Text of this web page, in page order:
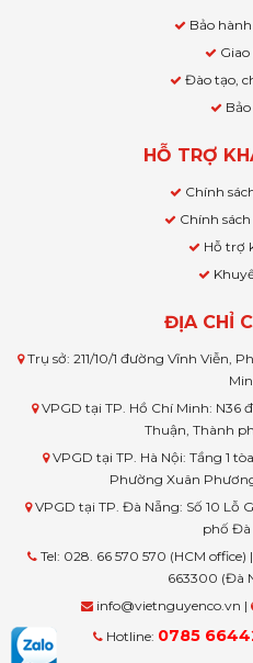
Bảo
Đào tạo,
HỖ TRỢ
Chính
Chính
Hỗ trợ
ĐỊA CHỈ
Trụ sở: 211/10/1 đường Vĩnh Viễn,
VPGD tại TP. Hồ Chí Minh: N36
Thuận, Thành
VPGD tại TP. Hà Nội: Tầng 1
Phường Xuân
VPGD tại TP. Đà Nẵng: Số 10 Lỗ
phố Đà
Tel: 028. 66 570 570 (HCM
663300 (Đà
info@vietnguyenco.vn |
Hotline: 0785